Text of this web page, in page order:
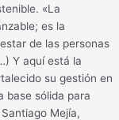
«La
es la
de las personas
Y aquí está la
su gestión en
base sólida para
Mejía,